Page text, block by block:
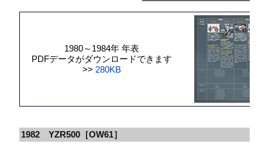
1980～1984年 年表
PDFデータがダウンロードできます
>> 280KB
1982 YZR500［OW61］